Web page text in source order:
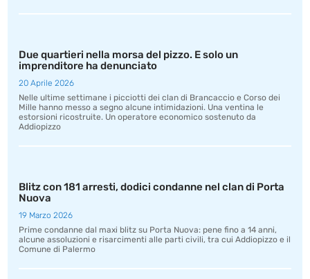
Due quartieri nella morsa del pizzo. E solo un
imprenditore ha denunciato
20 Aprile 2026
Nelle ultime settimane i picciotti dei clan di Brancaccio e Corso dei
Mille hanno messo a segno alcune intimidazioni. Una ventina le
estorsioni ricostruite. Un operatore economico sostenuto da
Addiopizzo
Blitz con 181 arresti, dodici condanne nel clan di Porta
Nuova
19 Marzo 2026
Prime condanne dal maxi blitz su Porta Nuova: pene fino a 14 anni,
alcune assoluzioni e risarcimenti alle parti civili, tra cui Addiopizzo e il
Comune di Palermo